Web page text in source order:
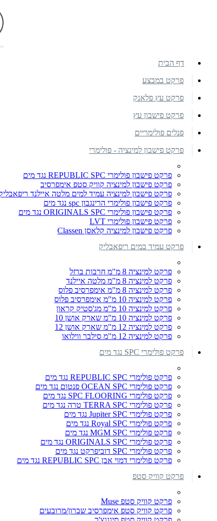
דף הבית
פרקט במבצע
פרקט עץ פלאנק
פרקט פישבון עץ
פנלים פולימריים
פרקט פישבון למינציה - פולימרי
פרקט פישבון פולימרי REPUBLIC SPC נגד מים
פרקט פישבון למינציה קוויק סטפ אימפרסיב
פרקט פישבון למינציה עמיד למים מלטה איילנד
פרקט פישבון פולימרי הרינגבון spc נגד מים
פרקט פישבון פולימרי ORIGINALS SPC נגד מים
פרקט פישבון פולימרי LVT
פרקט פישבון למינציה קלאסן Classen
פרקט עמיד במים ריפאבליק
פרקט למינציה 8 מ"מ חרבות ברזל
פרקט למינציה 8 מ"מ מלטה איילנד
פרקט למינציה 8 מ"מ אימפרסיב פלוס
פרקט למינציה 10 מ"מ אימפרסיב פלוס
פרקט למינציה 10 מ"מ מג'סטיק קראון
פרקט למינציה 10 מ"מ שארק אושן 10
פרקט למינציה 12 מ"מ שארק אושן 12
פרקט למינציה 12 מ"מ סילבר ווילואו
פרקט פולימרי SPC נגד מים
פרקט פולימרי REPUBLIC SPC נגד מים
פרקט פולימרי OCEAN SPC פנטום נגד מים
פרקט פולימרי SPC FLOORING נגד מים
פרקט פולימרי TERRA SPC טרה נגד מים
פרקט פולימרי Jupiter SPC נגד מים
פרקט פולימרי Royal SPC נגד מים
פרקט פולימרי MGM SPC נגד מים
פרקט פולימרי ORIGINALS SPC נגד מים
פרקט פולימרי SPC דוביפרקט נגד מים
פרקט פולימרי דמוי אבן REPUBLIC SPC נגד מים
פרקט קוויק סטפ
פרקט קוויק סטפ Muse
פרקט קוויק סטפ אימפרסיב שברון/מרובעים